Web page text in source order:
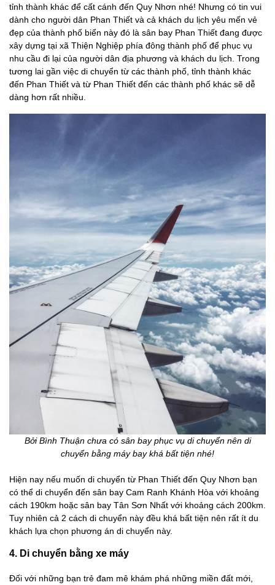
tỉnh thành khác để cất cánh đến Quy Nhơn nhé! Nhưng có tin vui
dành cho người dân Phan Thiết và cả khách du lịch yêu mến vẻ
đẹp của thành phố biển này đó là sân bay Phan Thiết đang được
xây dựng tại xã Thiện Nghiệp phía đông thành phố để phục vụ
nhu cầu đi lại của người dân địa phương và khách du lịch. Trong
tương lai gần việc di chuyển từ các thành phố, tỉnh thành khác
đến Phan Thiết và từ Phan Thiết đến các thành phố khác sẽ dễ
dàng hơn rất nhiều.
Bởi Bình Thuận chưa có sân bay phục vụ di chuyển nên di
chuyển bằng máy bay khá bất tiện nhé!
Hiện nay nếu muốn di chuyển từ Phan Thiết đến Quy Nhơn bạn
có thể di chuyển đến sân bay Cam Ranh Khánh Hòa với khoảng
cách 190km hoặc sân bay Tân Sơn Nhất với khoảng cách 200km.
Tuy nhiên cả 2 cách di chuyển này đều khá bất tiện nên rất ít du
khách lựa chọn phương án di chuyển này.
4. Di chuyển bằng xe máy
Đối với những bạn trẻ đam mê khám phá những miền đất mới,